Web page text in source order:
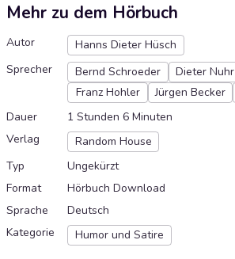
Mehr zu dem Hörbuch
Autor
Hanns Dieter Hüsch
Sprecher
Bernd Schroeder Dieter Nuhr
Franz Hohler
Jürgen Becker
Dauer
1 Stunden 6 Minuten
Verlag
Random House
Typ
Ungekürzt
Format
Hörbuch Download
Sprache
Deutsch
Kategorie
Humor und Satire